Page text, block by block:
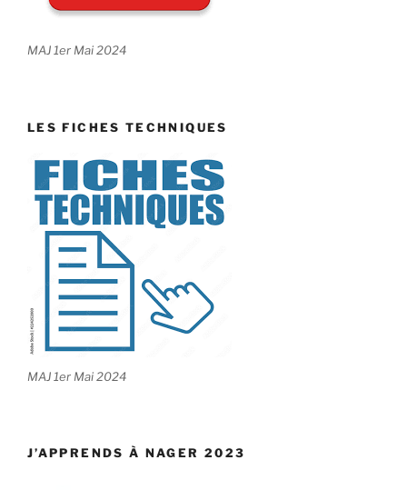
MAJ 1er Mai 2024
LES FICHES TECHNIQUES
MAJ 1er Mai 2024
J’APPRENDS À NAGER 2023